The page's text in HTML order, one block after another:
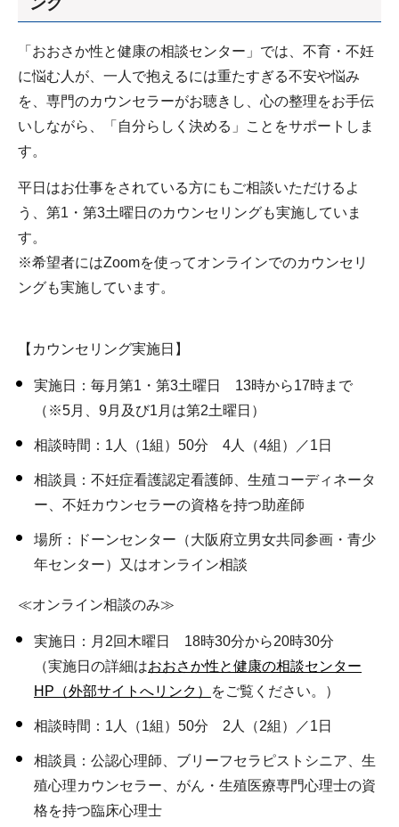
「おおさか性と健康の相談センター」では、不育・不妊
に悩む人が、一人で抱えるには重たすぎる不安や悩み
を、専門のカウンセラーがお聴きし、心の整理をお手伝
いしながら、「自分らしく決める」ことをサポートしま
す。
平日はお仕事をされている方にもご相談いただけるよ
う、第1・第3土曜日のカウンセリングも実施していま
す。
※希望者にはZoomを使ってオンラインでのカウンセリ
ングも実施しています。
【カウンセリング実施日】
実施日：毎月第1・第3土曜日 13時から17時まで
（※5月、9月及び1月は第2土曜日）
相談時間：1人（1組）50分 4人（4組）／1日
相談員：不妊症看護認定看護師、生殖コーディネータ
ー、不妊カウンセラーの資格を持つ助産師
場所：ドーンセンター（大阪府立男女共同参画・青少
年センター）又はオンライン相談
≪オンライン相談のみ≫
実施日：月2回木曜日 18時30分から20時30分
（実施日の詳細はおおさか性と健康の相談センター
HP（外部サイトへリンク）
をご覧ください。）
相談時間：1人（1組）50分 2人（2組）／1日
相談員：公認心理師、ブリーフセラピストシニア、生
殖心理カウンセラー、がん・生殖医療専門心理士の資
格を持つ臨床心理士